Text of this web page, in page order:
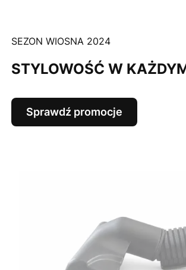
SEZON WIOSNA 2024
STYLOWOŚĆ W
Sprawdź promocje